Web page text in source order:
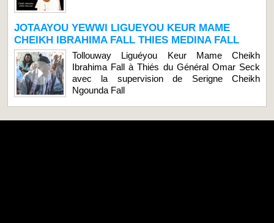
JOTAAYOU YEWWI LIGUEYOU KEUR MAME
CHEIKH IBRAHIMA FALL THIES MEDINA FALL
Tollouway Liguéyou Keur Mame Cheikh
Ibrahima Fall à Thiés du Général Omar Seck
avec la supervision de Serigne Cheikh
Ngounda Fall